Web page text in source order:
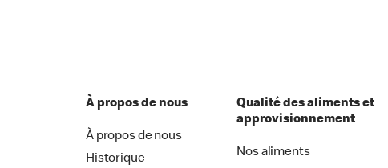
À propos de nous
À propos de nous
Historique
Qualité des aliments et
approvisionnement
Nos aliments